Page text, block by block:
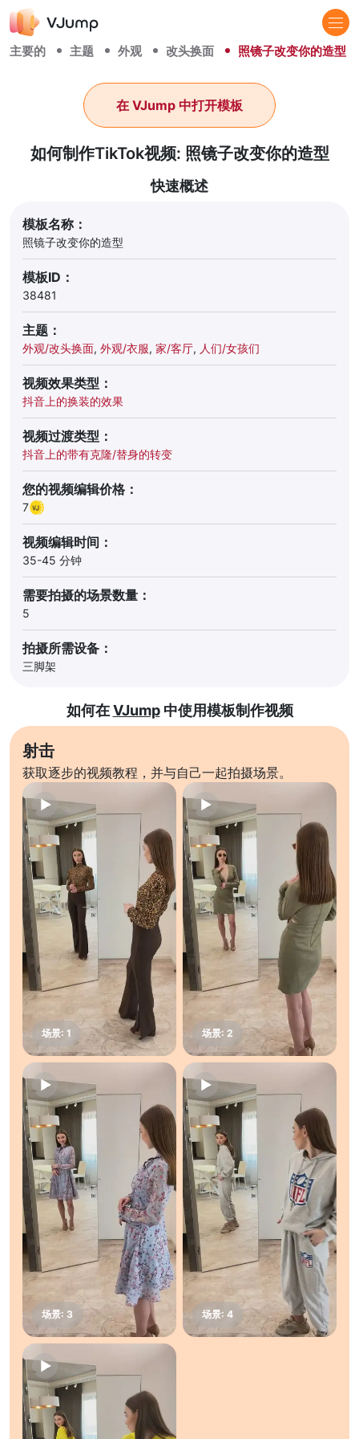
主要的 主题 外观 改头换面 照镜子改变你的造型
如何制作TikTok视频: 照镜子改变你的造型
在 VJump 中打开模板
快速概述
模板名称：
照镜子改变你的造型
模板ID：
38481
主题：
外观/改头换面, 外观/衣服, 家/客厅, 人们/女孩们
视频效果类型：
抖音上的换装的效果
视频过渡类型：
抖音上的带有克隆/替身的转变
您的视频编辑价格：
7
视频编辑时间：
35-45 分钟
需要拍摄的场景数量：
5
拍摄所需设备：
三脚架
如何在VJump中使用模板制作视频
射击
获取逐步的视频教程，并与自己一起拍摄场景。